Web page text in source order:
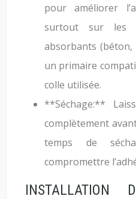
pour améliorer
surtout sur les
absorbants (béton,
un primaire
colle utilisée.
**Séchage:**
complètement
temps de
compromettre
INSTALLATION